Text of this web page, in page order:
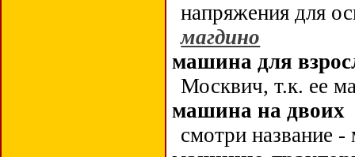
напряжения для
магдино
машина для
Москвич, т.к. ее
машина на двоих
смотри название